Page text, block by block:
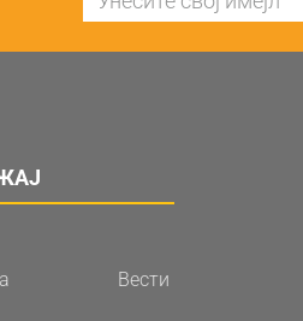
Вести